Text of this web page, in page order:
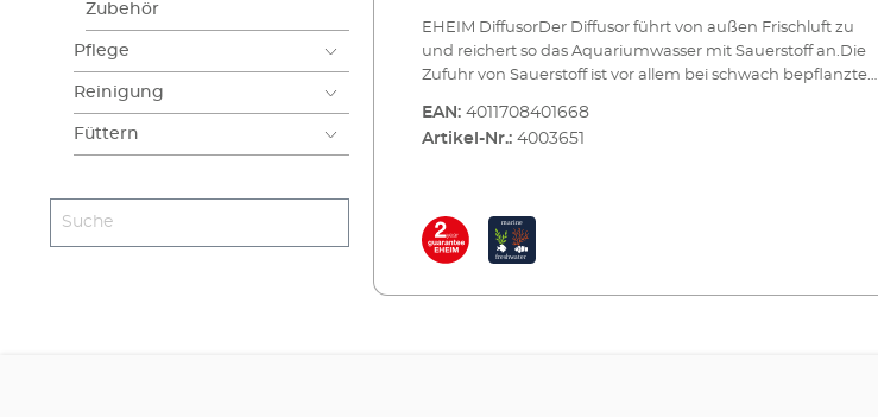
Zubehör
Pflege
Reinigung
Füttern
EHEIM DiffusorDer Diffusor führt von außen Frischluft zu
und reichert so das Aquariumwasser mit Sauerstoff an.Die
Zufuhr von Sauerstoff ist vor allem bei schwach bepflanzten
empfehlen. Außerdem bei Kalt- und Meerwasserbecken
oder bei Haltung entsprechend sauerstoffliebender Fische.
werden. Der Sauerstoff aus diesem Bereich wäre sonst bald
verbraucht. Hinweis: EHEIM VARILUX
Aquarienabdeckungen sorgen durch caf-Technologie
EAN: 4011708401668
Artikel-Nr.: 4003651